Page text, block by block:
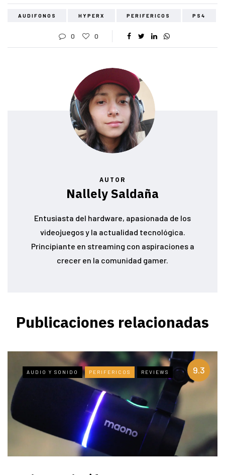
AUDIFONOS HYPERX PERIFERICOS PS4
0 0
AUTOR
Nallely Saldaña
Entusiasta del hardware, apasionada de los
videojuegos y la actualidad tecnológica.
Principiante en streaming con aspiraciones a
crecer en la comunidad gamer.
Publicaciones relacionadas
9.3
AUDIO Y SONIDO PERIFERICOS REVIEWS